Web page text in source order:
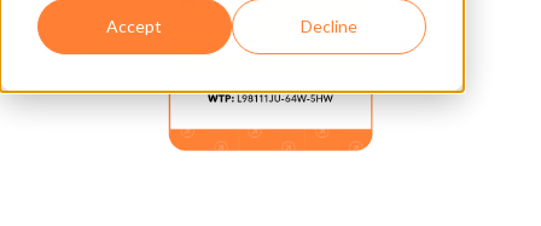
Accept Decline